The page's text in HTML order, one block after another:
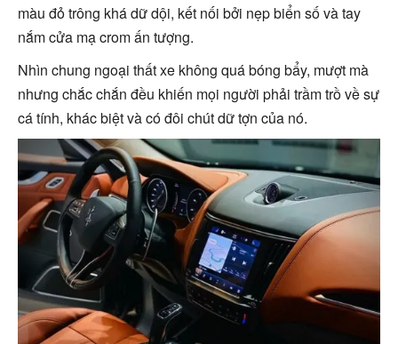
màu đỏ trông khá dữ dội, kết nối bởi nẹp biển số và tay
nắm cửa mạ crom ấn tượng.
Nhìn chung ngoại thất xe không quá bóng bẩy, mượt mà
nhưng chắc chắn đều khiến mọi người phải trầm trồ về sự
cá tính, khác biệt và có đôi chút dữ tợn của nó.